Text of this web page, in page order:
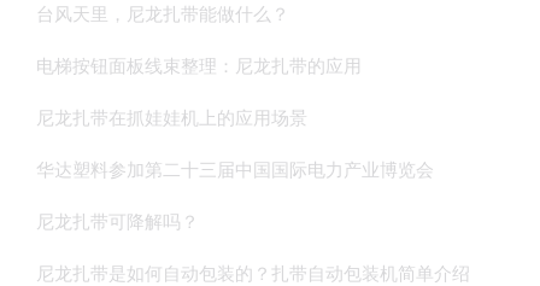
台风天里，尼龙扎带能做什么？
电梯按钮面板线束整理：尼龙扎带的应用
尼龙扎带在抓娃娃机上的应用场景
华达塑料参加第二十三届中国国际电力产业博览会
尼龙扎带可降解吗？
尼龙扎带是如何自动包装的？扎带自动包装机简单介绍